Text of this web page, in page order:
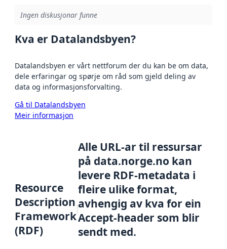
Ingen diskusjonar funne
Kva er Datalandsbyen?
Datalandsbyen er vårt nettforum der du kan be om data,
dele erfaringar og spørje om råd som gjeld deling av
data og informasjonsforvalting.
Gå til Datalandsbyen
Meir informasjon
Resource
Description
Framework
(RDF)
Alle URL-ar til ressursar
på data.norge.no kan
levere RDF-metadata i
fleire ulike format,
avhengig av kva for ein
Accept-header som blir
sendt med.